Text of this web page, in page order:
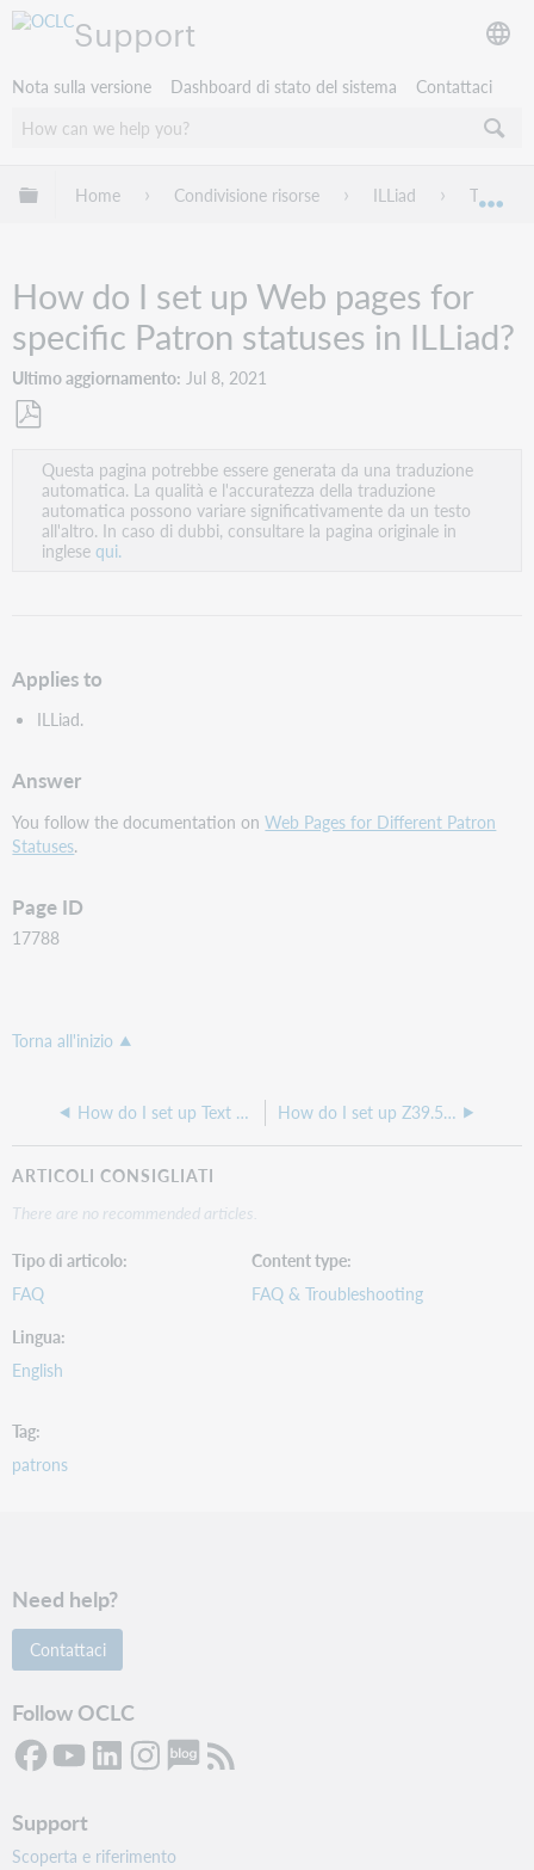
Support
Nota sulla versione Dashboard di stato del sistema Contattaci
Espandi/comprimi la gerarchia globale
Home Condivisione risorse ILLiad
How do I set up Web pages for
specific Patron statuses in ILLiad?
Ultimo aggiornamento Jul 8, 2021
come
PDF
Questa pagina potrebbe essere generata da una traduzione
automatica. La qualità e l'accuratezza della traduzione
automatica possono variare significativamente da un testo
all'altro. In caso di dubbi, consultare la pagina originale in
inglesequi.
Applies to
ILLiad.
Answer
You follow the documentation onWeb Pages for Different Patron
Statuses.
Page ID
17788
Torna all'inizio
How do I set up Text Messaging in ILLiad? How do I set up Z39.50 to auto search when I open a transaction in ILLiad?
ARTICOLI CONSIGLIATI
There are no recommended articles.
Tipo di articolo
FAQ
Content type
FAQ & Troubleshooting
Lingua
English
Tag
patrons
Need help?
Contattaci
Follow OCLC
Support
Scoperta e riferimento